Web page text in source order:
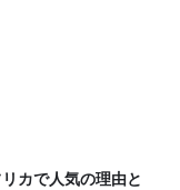
カで人気の理由と